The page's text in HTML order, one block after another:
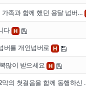
가족과 함께 했던 용달 넘버…
다 H
버를 개인넘버로 H
많이 받으세요 H
막의 첫걸음을 함께 동행하신